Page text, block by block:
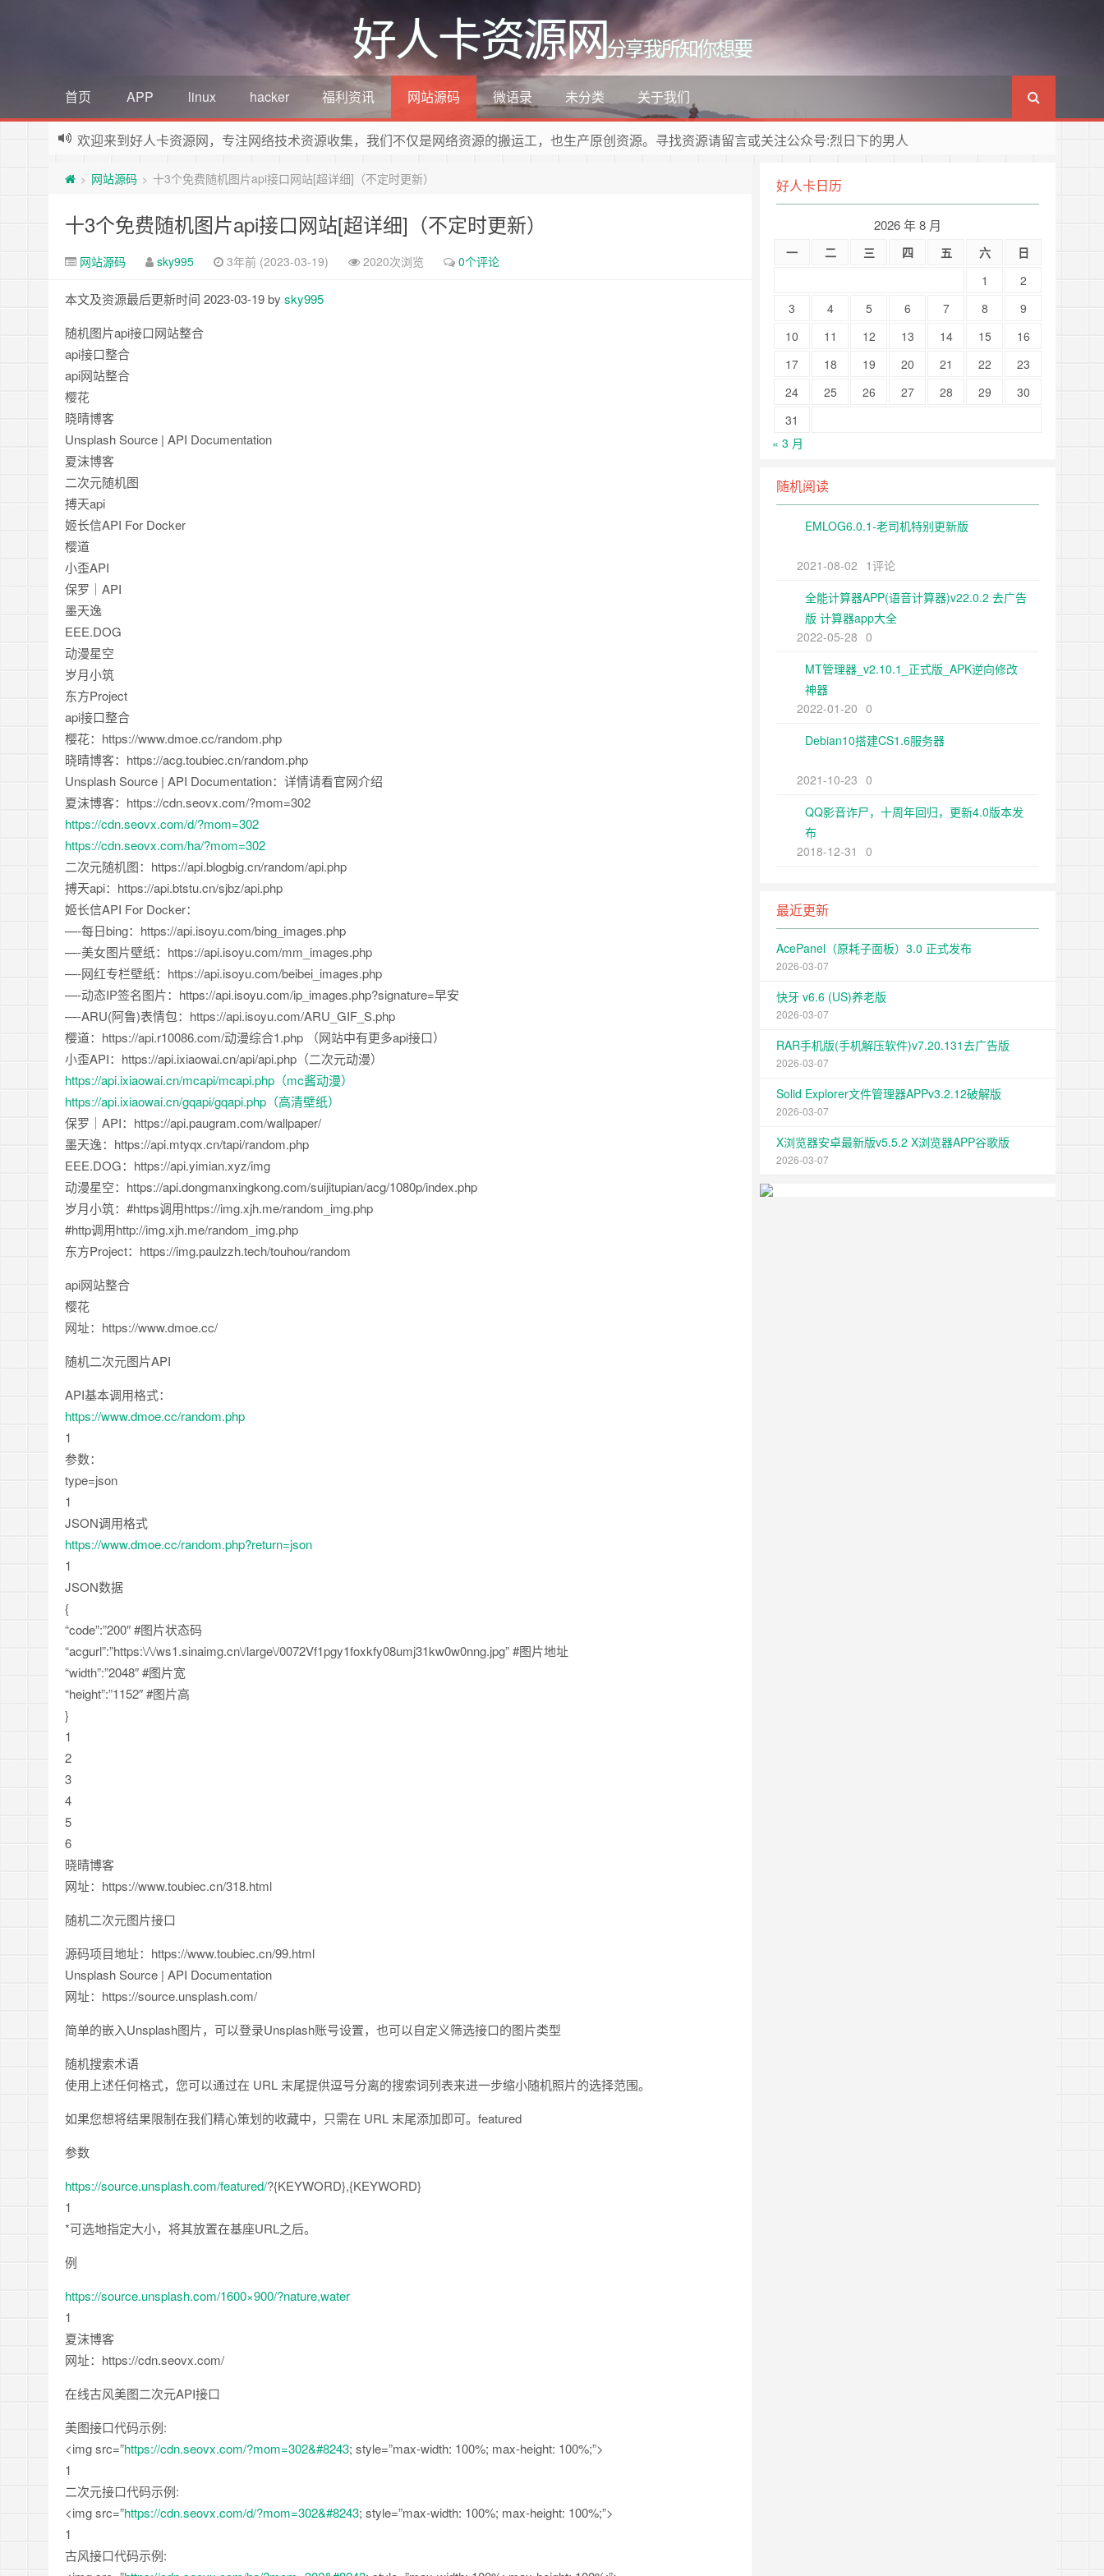
好人卡资源网分享我所知你想要
首页 APP linux hacker 福利资讯 网站源码 微语录 未分类 关于我们
欢迎来到好人卡资源网，专注网络技术资源收集，我们不仅是网络资源的搬运工，也生产原创资源。寻找资源请留言或关注公众号:烈日下的男人
> 网站源码 > 十3个免费随机图片api接口网站[超详细]（不定时更新）
十3个免费随机图片api接口网站[超详细]（不定时更新）
网站源码 sky995 3年前 (2023-03-19) 2020次浏览 0个评论
本文及资源最后更新时间 2023-03-19 by sky995
随机图片api接口网站整合
api接口整合
api网站整合
樱花
晓晴博客
Unsplash Source | API Documentation
夏沫博客
二次元随机图
搏天api
姬长信API For Docker
樱道
小歪API
保罗｜API
墨天逸
EEE.DOG
动漫星空
岁月小筑
东方Project
api接口整合
樱花：https://www.dmoe.cc/random.php
晓晴博客：https://acg.toubiec.cn/random.php
Unsplash Source | API Documentation：详情请看官网介绍
夏沫博客：https://cdn.seovx.com/?mom=302
https://cdn.seovx.com/d/?mom=302
https://cdn.seovx.com/ha/?mom=302
二次元随机图：https://api.blogbig.cn/random/api.php
搏天api：https://api.btstu.cn/sjbz/api.php
姬长信API For Docker：
—-每日bing：https://api.isoyu.com/bing_images.php
—-美女图片壁纸：https://api.isoyu.com/mm_images.php
—-网红专栏壁纸：https://api.isoyu.com/beibei_images.php
—-动态IP签名图片：https://api.isoyu.com/ip_images.php?signature=早安
—-ARU(阿鲁)表情包：https://api.isoyu.com/ARU_GIF_S.php
樱道：https://api.r10086.com/动漫综合1.php （网站中有更多api接口）
小歪API：https://api.ixiaowai.cn/api/api.php（二次元动漫）
https://api.ixiaowai.cn/mcapi/mcapi.php（mc酱动漫）
https://api.ixiaowai.cn/gqapi/gqapi.php（高清壁纸）
保罗｜API：https://api.paugram.com/wallpaper/
墨天逸：https://api.mtyqx.cn/tapi/random.php
EEE.DOG：https://api.yimian.xyz/img
动漫星空：https://api.dongmanxingkong.com/suijitupian/acg/1080p/index.php
岁月小筑：#https调用https://img.xjh.me/random_img.php
#http调用http://img.xjh.me/random_img.php
东方Project：https://img.paulzzh.tech/touhou/random
api网站整合
樱花
网址：https://www.dmoe.cc/
随机二次元图片API
API基本调用格式：
https://www.dmoe.cc/random.php
1
参数：
type=json
1
JSON调用格式
https://www.dmoe.cc/random.php?return=json
1
JSON数据
{
“code”:”200″ #图片状态码
“acgurl”:”https:\/\/ws1.sinaimg.cn\/large\/0072Vf1pgy1foxkfy08umj31kw0w0nng.jpg” #图片地址
“width”:”2048″ #图片宽
“height”:”1152″ #图片高
}
1
2
3
4
5
6
晓晴博客
网址：https://www.toubiec.cn/318.html
随机二次元图片接口
源码项目地址：https://www.toubiec.cn/99.html
Unsplash Source | API Documentation
网址：https://source.unsplash.com/
简单的嵌入Unsplash图片，可以登录Unsplash账号设置，也可以自定义筛选接口的图片类型
随机搜索术语
使用上述任何格式，您可以通过在 URL 末尾提供逗号分离的搜索词列表来进一步缩小随机照片的选择范围。
如果您想将结果限制在我们精心策划的收藏中，只需在 URL 末尾添加即可。featured
参数
https://source.unsplash.com/featured/?{KEYWORD},{KEYWORD}
1
*可选地指定大小，将其放置在基座URL之后。
例
https://source.unsplash.com/1600×900/?nature,water
1
夏沫博客
网址：https://cdn.seovx.com/
在线古风美图二次元API接口
美图接口代码示例:
<img src=”https://cdn.seovx.com/?mom=302&#8243; style=”max-width: 100%; max-height: 100%;”>
1
二次元接口代码示例:
<img src=”https://cdn.seovx.com/d/?mom=302&#8243; style=”max-width: 100%; max-height: 100%;”>
1
古风接口代码示例:
好人卡日历
2026 年 8 月
一 二 三 四 五 六
日
1
2
3
4 5 6 7 8
9
10
11 12 13 14 15
16
17
18 19 20 21 22
23
24
25 26 27 28 29
30
31
« 3 月
随机阅读
EMLOG6.0.1-老司机特别更新版
2021-08-02 1评论
全能计算器APP(语音计算器)v22.0.2 去广告
版 计算器app大全
2022-05-28 0
MT管理器_v2.10.1_正式版_APK逆向修改
神器
2022-01-20 0
Debian10搭建CS1.6服务器
2021-10-23 0
QQ影音诈尸，十周年回归，更新4.0版本发
布
2018-12-31
0
最近更新
AcePanel（原耗子面板）3.0 正式发布
2026-03-07
快牙 v6.6 (US)养老版
2026-03-07
RAR手机版(手机解压软件)v7.20.131去广告版
2026-03-07
Solid Explorer文件管理器APPv3.2.12破解版
2026-03-07
X浏览器安卓最新版v5.5.2 X浏览器APP谷歌版
2026-03-07